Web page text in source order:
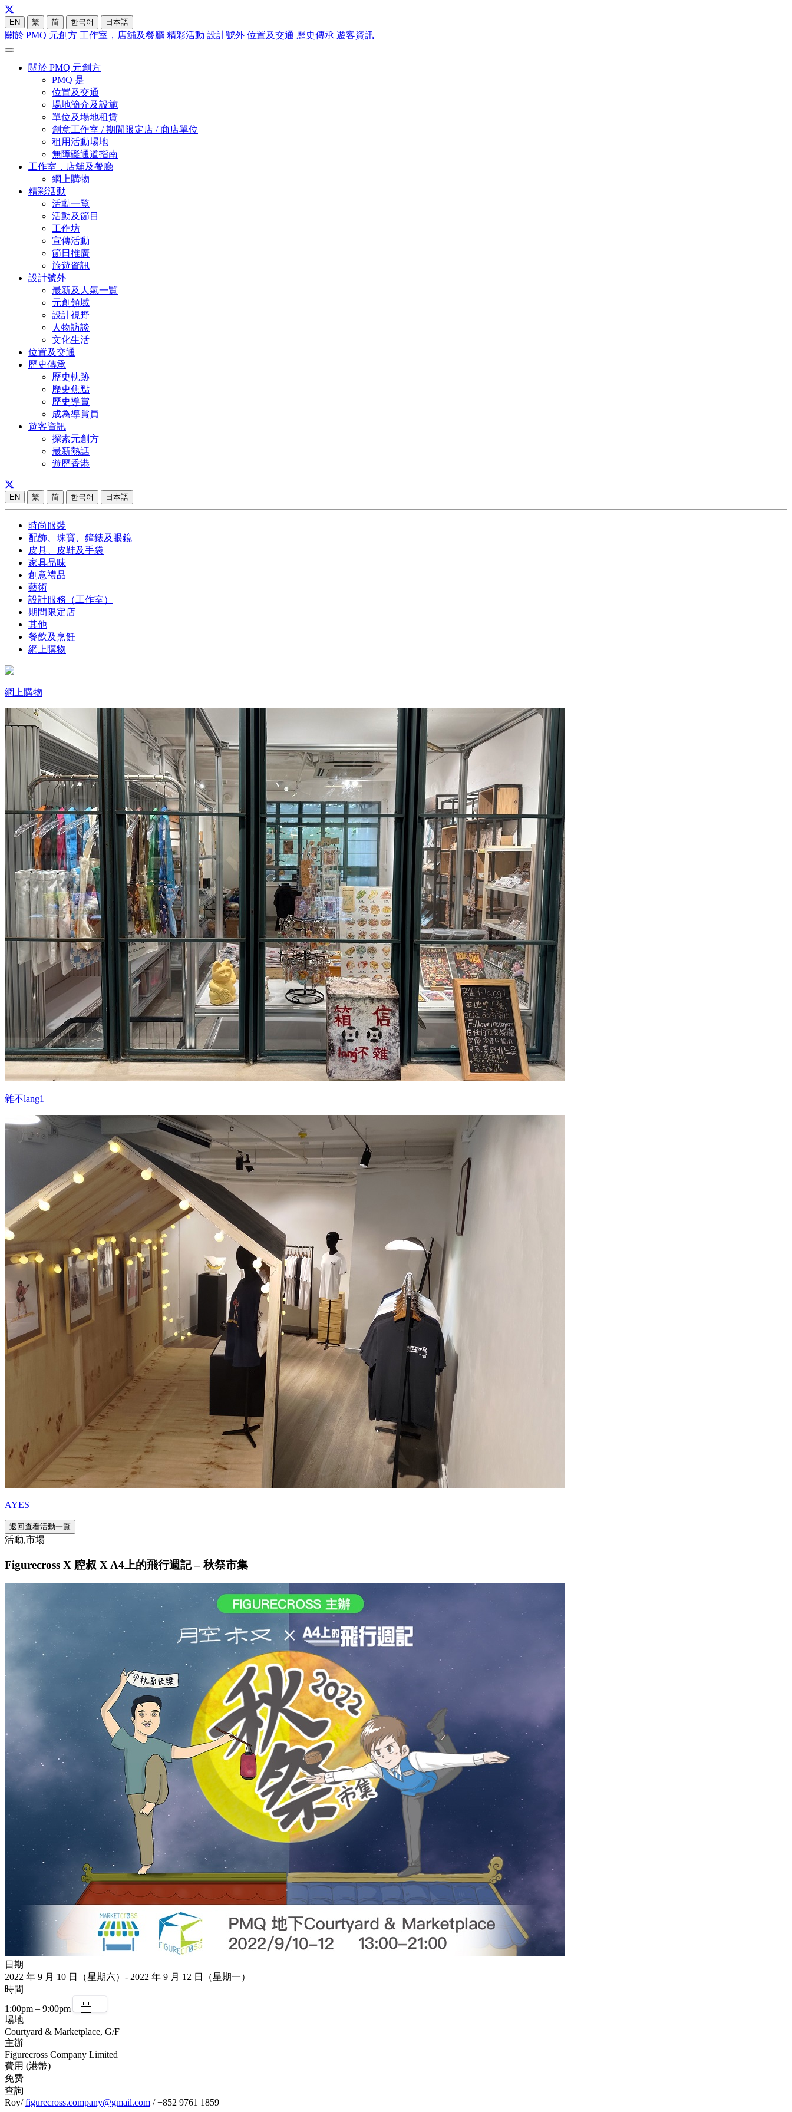
EN 繁 简 한국어 日本語
關於 PMQ 元創方 工作室，店舖及餐廳 精彩活動 設計號外 位置及交通 歷史傳承 遊客資訊
關於 PMQ 元創方
PMQ 是
位置及交通
場地簡介及設施
單位及場地租賃
創意工作室 / 期間限定店 / 商店單位
租用活動場地
無障礙通道指南
工作室，店舖及餐廳
網上購物
精彩活動
活動一覧
活動及節目
工作坊
宣傳活動
節日推廣
旅遊資訊
設計號外
最新及人氣一覧
元創領域
設計視野
人物訪談
文化生活
位置及交通
歷史傳承
歷史軌跡
歷史焦點
歷史導賞
成為導賞員
遊客資訊
探索元創方
最新熱話
遊歷香港
EN 繁 简 한국어 日本語
時尚服裝
配飾、珠寶、鐘錶及眼鏡
皮具、皮鞋及手袋
家具品味
創意禮品
藝術
設計服務（工作室）
期間限定店
其他
餐飲及烹飪
網上購物
網上購物
雜不lang1
AYES
返回查看活動一覧
活動,市場
Figurecross X 腔叔 X A4上的飛行週記 – 秋祭市集
日期
2022 年 9 月 10 日（星期六）- 2022 年 9 月 12 日（星期一）
時間
1:00pm – 9:00pm
場地
Courtyard & Marketplace, G/F
主辦
Figurecross Company Limited
費用 (港幣)
免费
查詢
Roy/figurecross.company@gmail.com / +852 9761 1859